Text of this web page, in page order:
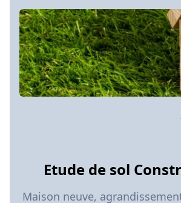
Etude de sol
Maison neuve,